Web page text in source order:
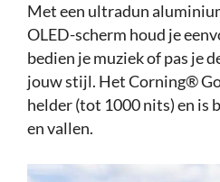
Met een ultradun
OLED-scherm houd je
bedien je muziek of pas je
jouw stijl. Het Corning®
helder (tot 1000 nits) en is
en vallen.